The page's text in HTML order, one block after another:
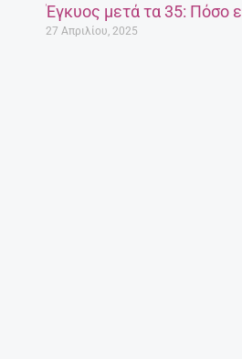
Έγκυος μετά τα 35: Πόσο
27 Απριλίου, 2025